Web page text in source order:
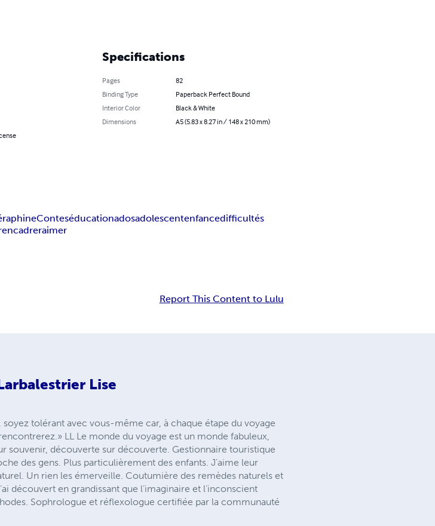
Specifications
Pages
82
Binding Type
Paperback Perfect Bound
Interior Color
Black & White
Dimensions
A5 (5.83 x 8.27 in / 148 x 210 mm)
Conteséducationadosadolescentenfancedifficultés
encadreraimer
Report This Content to Lulu
Lise
tolérant avec vous-même car, à chaque étape du voyage
LL Le monde du voyage est un monde fabuleux,
souvenir, découverte sur découverte. Gestionnaire touristique
des gens. Plus particulièrement des enfants. J’aime leur
Un rien les émerveille. Coutumière des remèdes naturels et
découvert en grandissant que l’imaginaire et l’inconscient
Sophrologue et réflexologue certifiée par la communauté